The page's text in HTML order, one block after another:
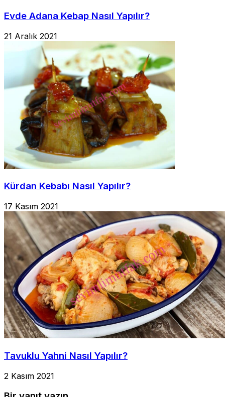
Evde Adana Kebap Nasıl Yapılır?
21 Aralık 2021
Kürdan Kebabı Nasıl Yapılır?
17 Kasım 2021
Tavuklu Yahni Nasıl Yapılır?
2 Kasım 2021